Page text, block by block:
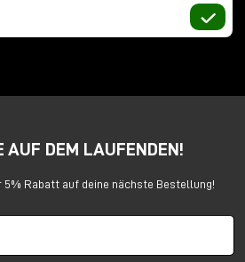
AUF DEM LAUFENDEN!
5% Rabatt auf deine nächste Bestellung!